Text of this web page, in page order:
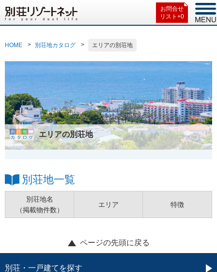
お問合せ
リスト+0
HOME 別荘地カタログ エリアの別荘地
エリアの別荘地
別荘地一覧
別荘地名
（掲載物件数）
エリア 特徴
ページの先頭に戻る
別荘・一戸建てを探す